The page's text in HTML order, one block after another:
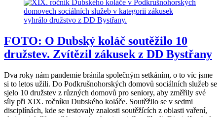
FOTO: O Dubský koláč soutěžilo 10
družstev. Zvítězil zákusek z DD Bystřany
Dva roky nám pandemie bránila společným setkáním, o to víc jsme
si to letos užili. Do Podkrušnohorských domovů sociálních služeb se
sjelo 10 družstev z různých domovů pro seniory, aby změřily své
síly při XIX. ročníku Dubského koláče. Soutěžilo se v sedmi
disciplínách, kde se testovaly znalosti soutěžících z oblasti vaření,